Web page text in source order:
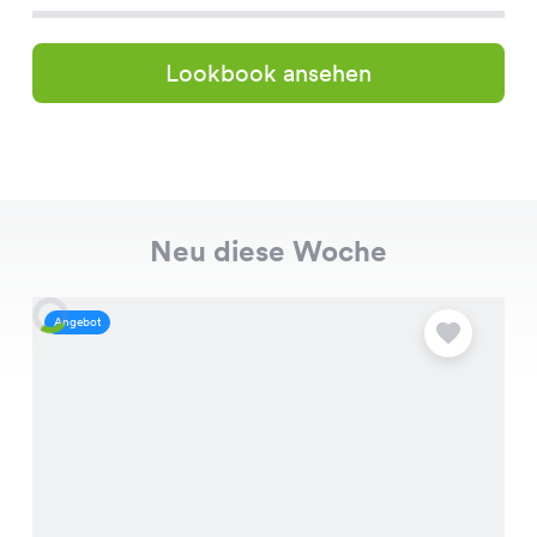
Lookbook ansehen
Neu diese Woche
Angebot